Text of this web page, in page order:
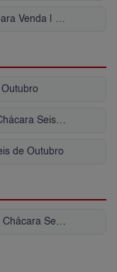
Apartamento com portaria 24 horas para Venda | Chácara Seis de Outubro
Condomínio Raízes VM Vila Matilde Chácara Seis de Outubro
de Outubro
Rua Coronel Pedro Dias De Campos, Chácara Seis de Outubro